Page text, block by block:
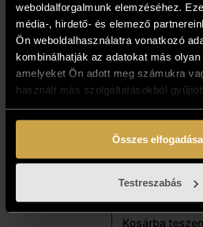
weboldalforgalmunk elemzéséhez.
média-, hirdető- és elemező
Ön weboldalhasználatra vonatkozó
kombinálhatják az adatokat más olyan
amelyeket Ön adott meg számukra
használt más szolgáltatásokból
Összes elfogadása
Testreszabás
Bihon Győző -
(50x50 cm)
597 000 Ft
Kosárba